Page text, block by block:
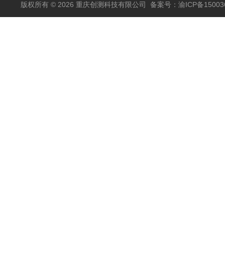
版权所有 © 2026 重庆创测科技有限公司 备案号：渝ICP备